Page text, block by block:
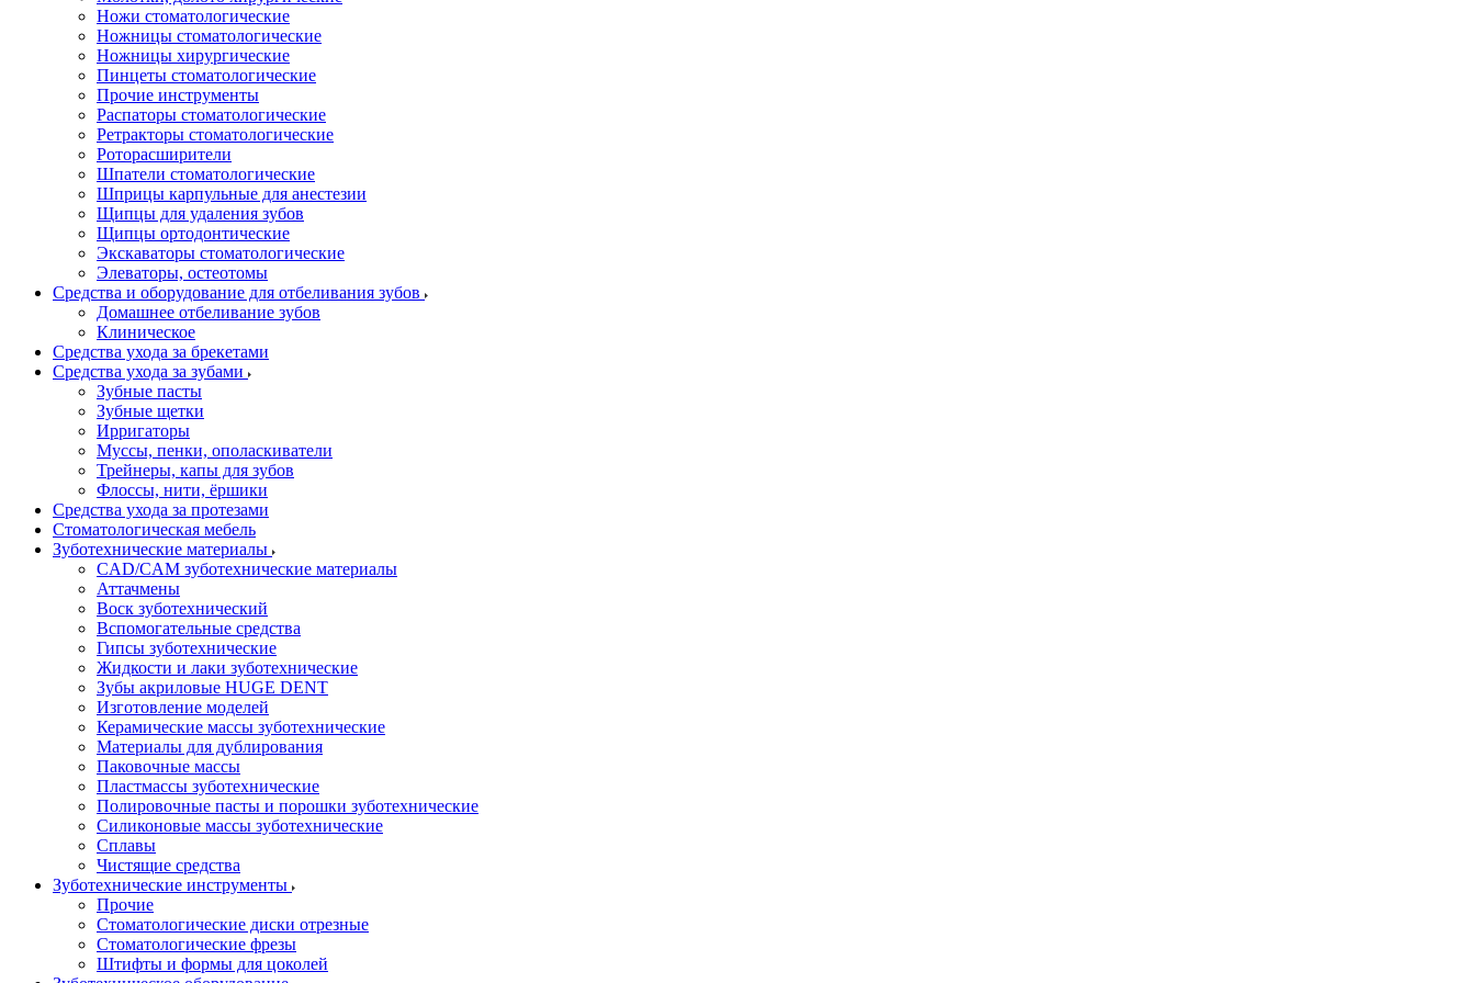
Ножи стоматологические
Ножницы стоматологические
Ножницы хирургические
Пинцеты стоматологические
Прочие инструменты
Распаторы стоматологические
Ретракторы стоматологические
Роторасширители
Шпатели стоматологические
Шприцы карпульные для анестезии
Щипцы для удаления зубов
Щипцы ортодонтические
Экскаваторы стоматологические
Элеваторы, остеотомы
Средства и оборудование для отбеливания зубов
Домашнее отбеливание зубов
Клиническое
Средства ухода за брекетами
Средства ухода за зубами
Зубные пасты
Зубные щетки
Ирригаторы
Муссы, пенки, ополаскиватели
Трейнеры, капы для зубов
Флоссы, нити, ёршики
Средства ухода за протезами
Стоматологическая мебель
Зуботехнические материалы
CAD/CAM зуботехнические материалы
Аттачмены
Воск зуботехнический
Вспомогательные средства
Гипсы зуботехнические
Жидкости и лаки зуботехнические
Зубы акриловые HUGE DENT
Изготовление моделей
Керамические массы зуботехнические
Материалы для дублирования
Паковочные массы
Пластмассы зуботехнические
Полировочные пасты и порошки зуботехнические
Силиконовые массы зуботехнические
Сплавы
Чистящие средства
Зуботехнические инструменты
Прочие
Стоматологические диски отрезные
Стоматологические фрезы
Штифты и формы для цоколей